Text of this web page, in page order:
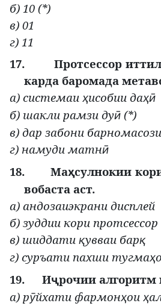
б) 10 (*)
в) 01
г) 11
17.
Протсессор
карда баромада
а) системаи ҳисобии даҳӣ
б) шакли рамзи дуӣ (*)
в) дар забони
г) намуди матнӣ
18. Маҳсулнокии
вобаста аст.
а) андозаиэкрани дисплей
б) зуддии кори
в) шиддати қувваи барқ
г) суръати пахши тугмаҳ
19.
Иҷрочии алгоритм
а) рӯйхати фармонҳои ҳ